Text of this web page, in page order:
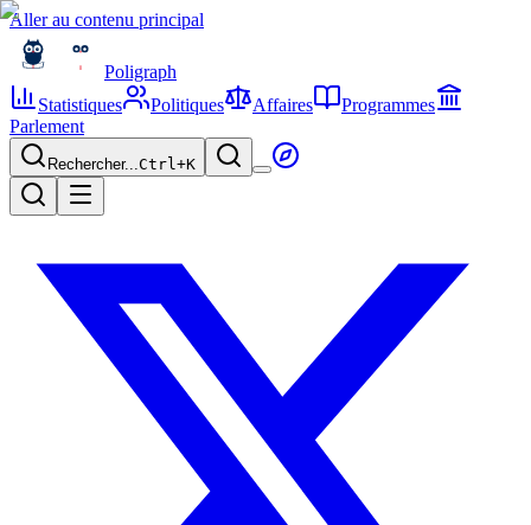
Aller au contenu principal
Poligraph
Statistiques
Politiques Affaires
Programmes
Parlement
Rechercher...Ctrl+K